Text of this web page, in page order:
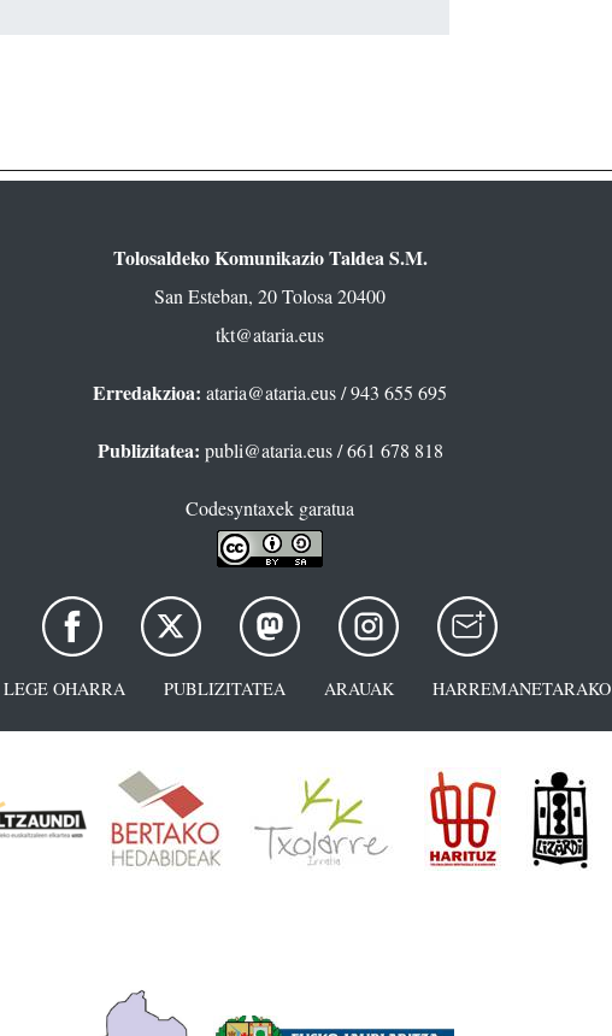
Tolosaldeko Komunikazio Taldea S.M.
San Esteban, 20 Tolosa 20400
tkt@ataria.eus
Erredakzioa: ataria@ataria.eus/ 943 655 695
Publizitatea: publi@ataria.eus/ 661 678 818
Codesyntaxek garatua
LEGE OHARRA PUBLIZITATEA ARAUAK HARREMANETARAKO